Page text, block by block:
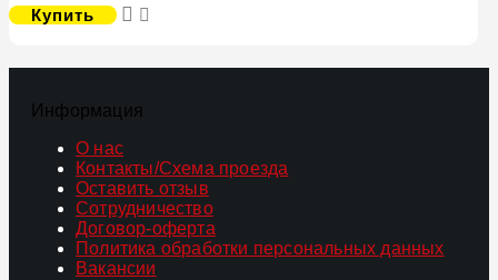
Купить
Информация
О нас
Контакты/Схема проезда
Оставить отзыв
Сотрудничество
Договор-оферта
Политика обработки персональных данных
Вакансии